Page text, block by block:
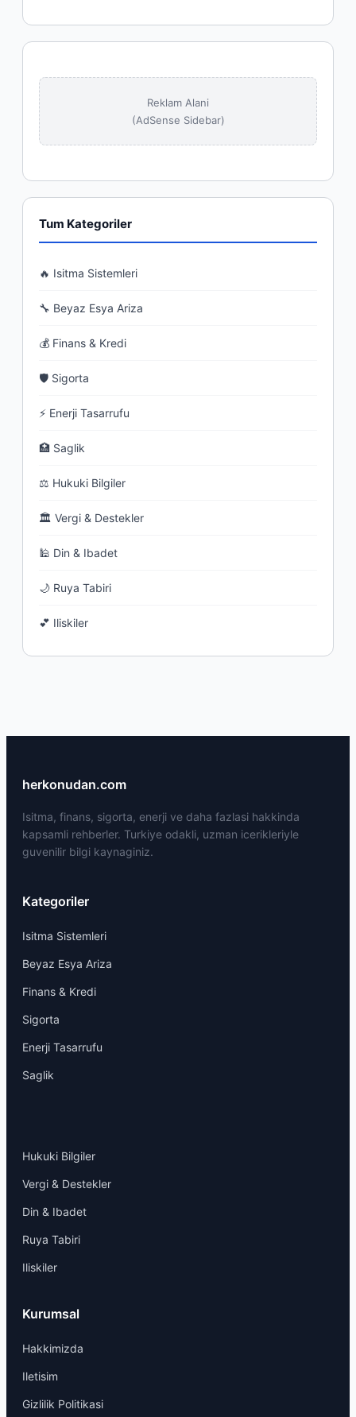
Reklam Alani
(AdSense Sidebar)
Tum Kategoriler
🔥 Isitma Sistemleri
🔧 Beyaz Esya Ariza
💰 Finans & Kredi
🛡 Sigorta
⚡ Enerji Tasarrufu
🏥 Saglik
⚖ Hukuki Bilgiler
🏛 Vergi & Destekler
🕌 Din & Ibadet
🌙 Ruya Tabiri
💕 Iliskiler
herkonudan.com
Isitma, finans, sigorta, enerji ve daha fazlasi hakkinda
kapsamli rehberler. Turkiye odakli, uzman icerikleriyle
guvenilir bilgi kaynaginiz.
Kategoriler
Isitma Sistemleri
Beyaz Esya Ariza
Finans & Kredi
Sigorta
Enerji Tasarrufu
Saglik
Hukuki Bilgiler
Vergi & Destekler
Din & Ibadet
Ruya Tabiri
Iliskiler
Kurumsal
Hakkimizda
Iletisim
Gizlilik Politikasi